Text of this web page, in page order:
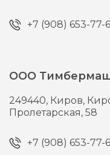
+7 (908) 653-77-
ООО
249440, Киров,
Пролетарская, 58
+7 (908) 653-77-